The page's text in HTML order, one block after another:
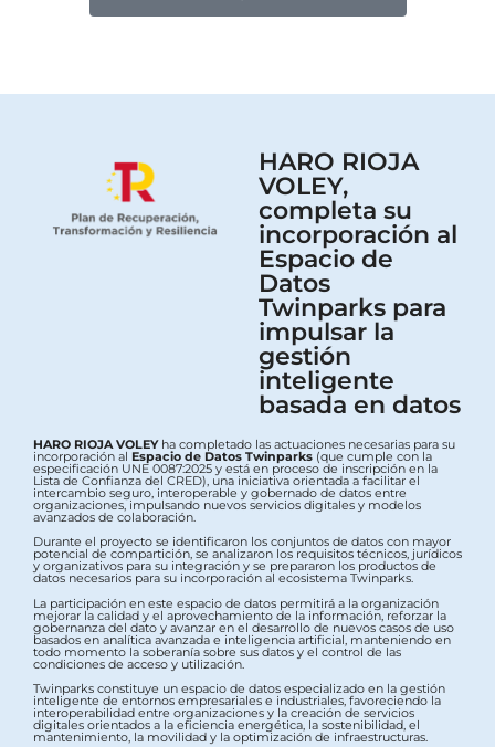
HARO RIOJA
VOLEY,
completa su
incorporación al
Espacio de
Datos
Twinparks para
impulsar la
gestión
inteligente
basada en datos
HARO RIOJA VOLEYha completado las actuaciones necesarias para su
incorporación al Espacio de Datos Twinparks (que cumple con la
especificación UNE 0087:2025 y está en proceso de inscripción en la
Lista de Confianza del CRED), una iniciativa orientada a facilitar el
intercambio seguro, interoperable y gobernado de datos entre
organizaciones, impulsando nuevos servicios digitales y modelos
avanzados de colaboración.
Durante el proyecto se identificaron los conjuntos de datos con mayor
potencial de compartición, se analizaron los requisitos técnicos, jurídicos
y organizativos para su integración y se prepararon los productos de
datos necesarios para su incorporación al ecosistema Twinparks.
La participación en este espacio de datos permitirá a la organización
mejorar la calidad y el aprovechamiento de la información, reforzar la
gobernanza del dato y avanzar en el desarrollo de nuevos casos de uso
basados en analítica avanzada e inteligencia artificial, manteniendo en
todo momento la soberanía sobre sus datos y el control de las
condiciones de acceso y utilización.
Twinparks constituye un espacio de datos especializado en la gestión
inteligente de entornos empresariales e industriales, favoreciendo la
interoperabilidad entre organizaciones y la creación de servicios
digitales orientados a la eficiencia energética, la sostenibilidad, el
mantenimiento, la movilidad y la optimización de infraestructuras.